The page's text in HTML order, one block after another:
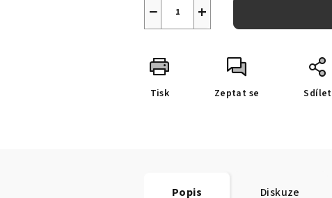
+
−
Tisk Zeptat se Sdílet
Popis Diskuze